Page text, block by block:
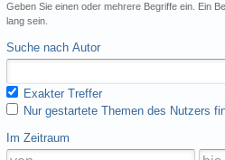
Geben Sie einen oder mehrere Begriffe ein. Ein
lang sein.
Suche nach Autor
Exakter Treffer
Nur gestartete Themen des Nutzers
Im Zeitraum